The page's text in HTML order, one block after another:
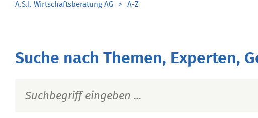
A.S.I. Wirtschaftsberatung AG A-Z
Suche nach Themen, Experten,